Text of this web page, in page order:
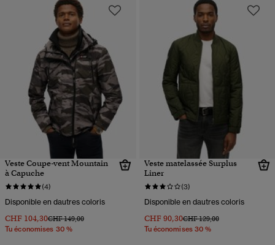
Veste Coupe-vent Mountain
à Capuche
(4)
Disponible en dautres coloris
CHF 104,30Prix réduit de
CHF 149,00à
Tu économises 30 %
Veste matelassée Surplus
Liner
(3)
Disponible en dautres coloris
CHF 90,30Prix réduit de
CHF 129,00à
Tu économises 30 %